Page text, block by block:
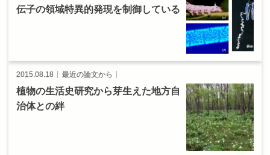
伝子の領域特異的発現を制御している
2015.08.18 最近の論文から
植物の生活史研究から芽生えた地方自
治体との絆